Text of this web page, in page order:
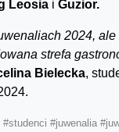
Leosia i Guzior.
2024,
strefa
Bielecka,
#studenci #juwenalia